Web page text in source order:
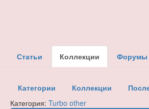
Статьи Коллекции Форумы
Категории Коллекции
Категория:Turbo other